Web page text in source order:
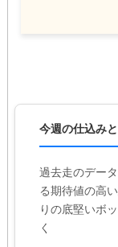
今週の仕込み
過去走のデー
る期待値の高
りの底堅いボ
く